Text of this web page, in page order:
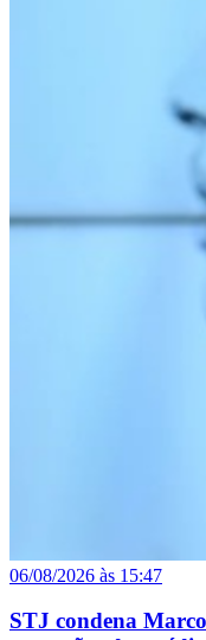
06/08/2026 às 15:47
STJ condena